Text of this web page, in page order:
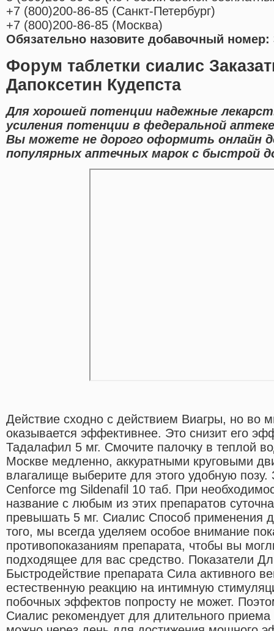
+7 (800)200-86-85 (Санкт-Петербург)
+7 (800)200-86-85 (Москва)
Обязательно назовите добавочный номер:
Форум таблетки сиалис
Дапоксетин Кудепста
Для хорошей потенции надежные
усиления потенции в федеральной
Вы можете не дорого оформить онлайн
популярных аптечных марок с быстрой
Действие сходно с действием Виагры, но во
оказывается эффективнее. Это снизит его
Тадалафил 5 мг. Смочите палочку в теплой
Москве медленно, аккуратными круговыми
влагалище выберите для этого удобную позу.
Cenforce mg Sildenafil 10 таб. При
название с любым из этих препаратов
превышать 5 мг. Сиалис Способ применения
того, мы всегда уделяем особое внимание
противопоказаниям препарата, чтобы вы
подходящее для вас средство. Показатели
Быстродействие препарата Сила активного
естественную реакцию на интимную
побочных эффектов попросту не может.
Сиалис рекомендует для длительного приема